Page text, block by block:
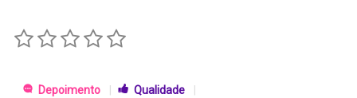
Depoimento Qualidade